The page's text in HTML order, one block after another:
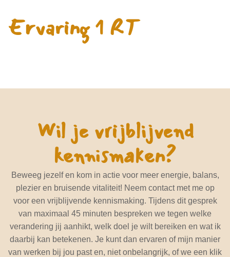
Ervaring 1 RT
Wil je vrijblijvend
kennismaken?
Beweeg jezelf en kom in actie voor meer energie, balans,
plezier en bruisende vitaliteit! Neem contact met me op
voor een vrijblijvende kennismaking. Tijdens dit gesprek
van maximaal 45 minuten bespreken we tegen welke
verandering jij aanhikt, welk doel je wilt bereiken en wat ik
daarbij kan betekenen. Je kunt dan ervaren of mijn manier
van werken bij jou past en, niet onbelangrijk, of we een klik